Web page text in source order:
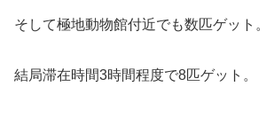
そして極地動物館付近でも数匹ゲット。
結局滞在時間3時間程度で8匹ゲット。